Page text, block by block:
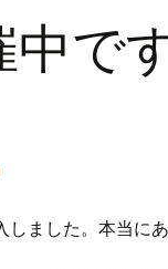
で
ました。本当に